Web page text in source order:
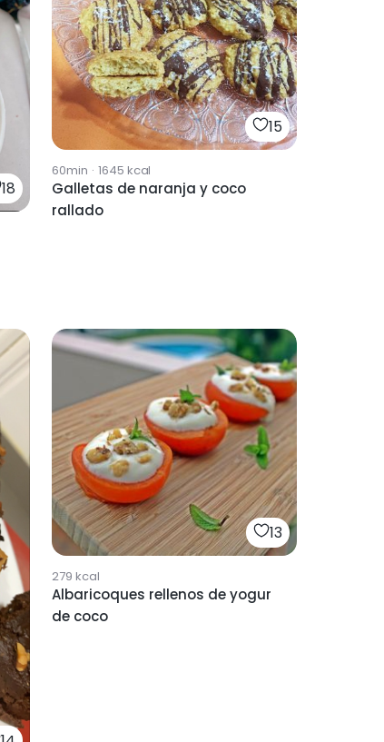
18
15
60min · 1645 kcal
Galletas de naranja y coco
rallado
13
279 kcal
Albaricoques rellenos de yogur
de coco